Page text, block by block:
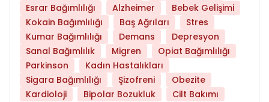
Esrar Bağımlılığı
Alzheimer
Bebek Gelişimi
Kokain Bağımlılığı
Baş Ağrıları
Stres
Kumar Bağımlılığı
Demans
Depresyon
Sanal Bağımlılık
Migren
Opiat Bağımlılığı
Parkinson
Kadın Hastalıkları
Sigara Bağımlılığı
Şizofreni
Obezite
Kardioloji
Bipolar Bozukluk Cilt Bakımı